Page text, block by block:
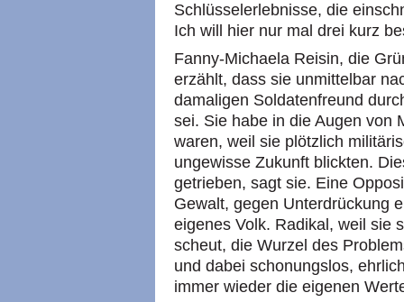
Schlüsselerlebnisse, die
Ich will hier nur mal drei kurz
Fanny-Michaela Reisin, die
erzählt, dass sie unmittelbar
damaligen Soldatenfreund
sei. Sie habe in die Augen von
waren, weil sie plötzlich
ungewisse Zukunft blickten.
getrieben, sagt sie. Eine
Gewalt, gegen Unterdrückung
eigenes Volk. Radikal, weil sie
scheut, die Wurzel des
und dabei schonungslos,
immer wieder die eigenen